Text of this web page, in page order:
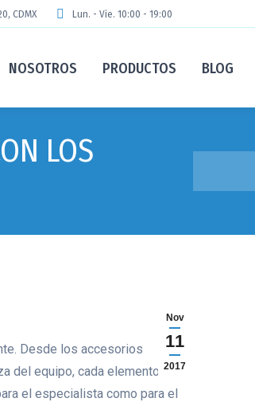
CDMX Lun. - Vie. 10:00 - 19:00
NOSOTROS PRODUCTOS BLOG
LOS
Estás aquí:
Nov
11
2017
Desde los accesorios
del equipo, cada elemento
el especialista como para el